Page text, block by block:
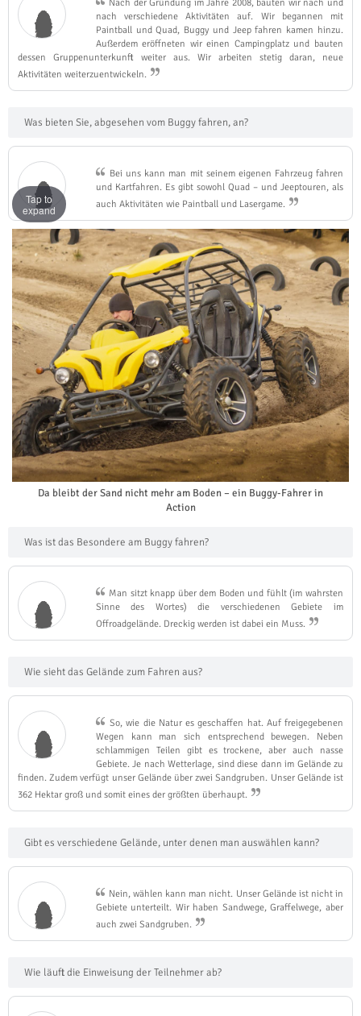
Nach der Gründung im Jahre 2008, bauten wir nach und
nach verschiedene Aktivitäten auf. Wir begannen mit
Paintball und Quad, Buggy und Jeep fahren kamen hinzu.
Außerdem eröffneten wir einen Campingplatz und bauten
dessen Gruppenunterkunft weiter aus. Wir arbeiten stetig daran, neue
Aktivitäten weiterzuentwickeln.
Was bieten Sie, abgesehen vom Buggy fahren, an?
Bei uns kann man mit seinem eigenen Fahrzeug fahren
und Kartfahren. Es gibt sowohl Quad – und Jeeptouren, als
auch Aktivitäten wie Paintball und Lasergame.
Tap to
expand
Da bleibt der Sand nicht mehr am Boden – ein Buggy-Fahrer in
Action
Was ist das Besondere am Buggy fahren?
Man sitzt knapp über dem Boden und fühlt (im wahrsten
Sinne des Wortes) die verschiedenen Gebiete im
Offroadgelände. Dreckig werden ist dabei ein Muss.
Wie sieht das Gelände zum Fahren aus?
So, wie die Natur es geschaffen hat. Auf freigegebenen
Wegen kann man sich entsprechend bewegen. Neben
schlammigen Teilen gibt es trockene, aber auch nasse
Gebiete. Je nach Wetterlage, sind diese dann im Gelände zu
finden. Zudem verfügt unser Gelände über zwei Sandgruben. Unser Gelände ist
362 Hektar groß und somit eines der größten überhaupt.
Gibt es verschiedene Gelände, unter denen man auswählen kann?
Nein, wählen kann man nicht. Unser Gelände ist nicht in
Gebiete unterteilt. Wir haben Sandwege, Graffelwege, aber
auch zwei Sandgruben.
Wie läuft die Einweisung der Teilnehmer ab?